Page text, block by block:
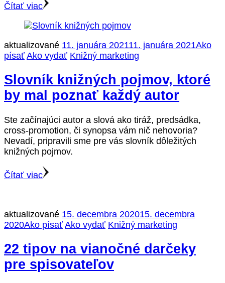
Čítať viac
aktualizované 11. januára 202111. januára 2021Ako
písať Ako vydať Knižný marketing
Slovník knižných pojmov, ktoré
by mal poznať každý autor
Ste začínajúci autor a slová ako tiráž, predsádka,
cross-promotion, či synopsa vám nič nehovoria?
Nevadí, pripravili sme pre vás slovník dôležitých
knižných pojmov.
Čítať viac
aktualizované 15. decembra 202015. decembra
2020Ako písať Ako vydať Knižný marketing
22 tipov na vianočné darčeky
pre spisovateľov